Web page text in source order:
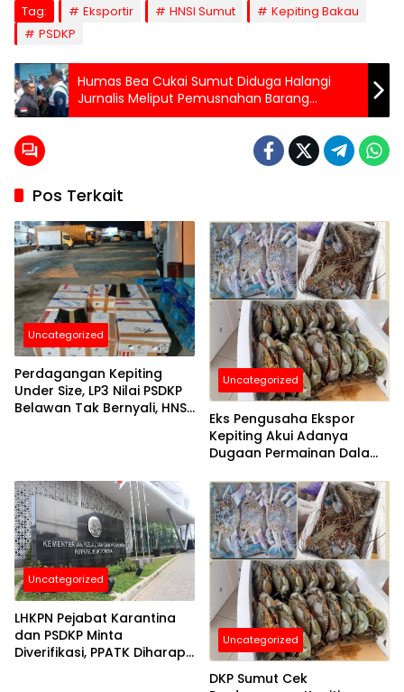
Tag: Eksportir HNSI Sumut
Kepiting Bakau
PSDKP
Humas Bea Cukai Sumut Diduga Halangi
Jurnalis Meliput Pemusnahan Barang
Selundupan
Pos Terkait
Uncategorized
Perdagangan Kepiting
Under Size, LP3 Nilai PSDKP
Belawan Tak Bernyali, HNSI
Uncategorized
Eks Pengusaha Ekspor
Kepiting Akui Adanya
Dugaan Permainan Dalam
Uncategorized
LHKPN Pejabat Karantina
dan PSDKP Minta
Diverifikasi, PPATK Diharap
Uncategorized
DKP Sumut Cek